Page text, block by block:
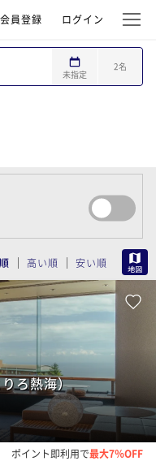
会員登録 ログイン
未指定
2名
高い順 安い順
ろ熱海）
ポイント即利用で最大7％OFF